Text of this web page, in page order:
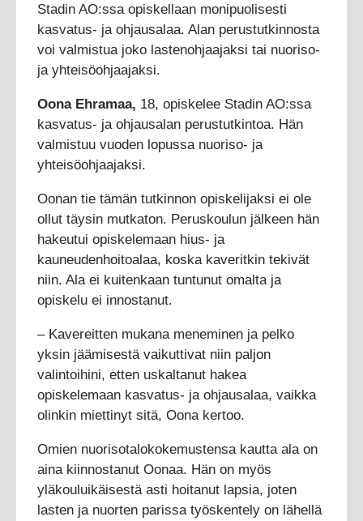
Stadin AO:ssa opiskellaan monipuolisesti
kasvatus- ja ohjausalaa. Alan perustutkinnosta
voi valmistua joko lastenohjaajaksi tai nuoriso-
ja yhteisöohjaajaksi.
Oona Ehramaa, 18, opiskelee Stadin AO:ssa
kasvatus- ja ohjausalan perustutkintoa. Hän
valmistuu vuoden lopussa nuoriso- ja
yhteisöohjaajaksi.
Oonan tie tämän tutkinnon opiskelijaksi ei ole
ollut täysin mutkaton. Peruskoulun jälkeen hän
hakeutui opiskelemaan hius- ja
kauneudenhoitoalaa, koska kaveritkin tekivät
niin. Ala ei kuitenkaan tuntunut omalta ja
opiskelu ei innostanut.
– Kavereitten mukana meneminen ja pelko
yksin jäämisestä vaikuttivat niin paljon
valintoihini, etten uskaltanut hakea
opiskelemaan kasvatus- ja ohjausalaa, vaikka
olinkin miettinyt sitä, Oona kertoo.
Omien nuorisotalokokemustensa kautta ala on
aina kiinnostanut Oonaa. Hän on myös
yläkouluikäisestä asti hoitanut lapsia, joten
lasten ja nuorten parissa työskentely on lähellä